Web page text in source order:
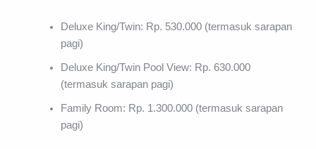
Deluxe King/Twin: Rp. 530.000 (termasuk sarapan
pagi)
Deluxe King/Twin Pool View: Rp. 630.000
(termasuk sarapan pagi)
Family Room: Rp. 1.300.000 (termasuk sarapan
pagi)